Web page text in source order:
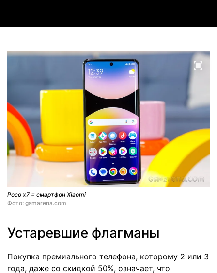
Poco x7 = смартфон Xiaomi
Фото: gsmarena.com
Устаревшие флагманы
Покупка премиального телефона, которому 2 или 3
года, даже со скидкой 50%, означает, что